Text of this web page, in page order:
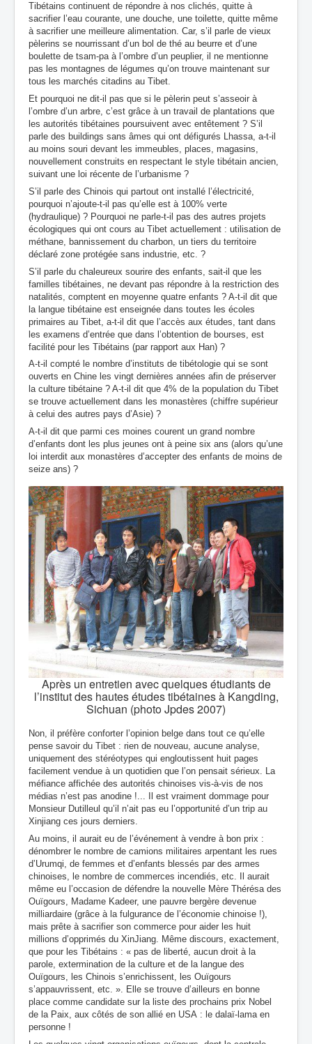
Tibétains continuent de répondre à nos clichés, quitte à
sacrifier l’eau courante, une douche, une toilette, quitte même
à sacrifier une meilleure alimentation. Car, s’il parle de vieux
pèlerins se nourrissant d’un bol de thé au beurre et d’une
boulette de tsam-pa à l’ombre d’un peuplier, il ne mentionne
pas les montagnes de légumes qu’on trouve maintenant sur
tous les marchés citadins au Tibet.
Et pourquoi ne dit-il pas que si le pèlerin peut s’asseoir à
l’ombre d’un arbre, c’est grâce à un travail de plantations que
les autorités tibétaines poursuivent avec entêtement ? S’il
parle des buildings sans âmes qui ont défigurés Lhassa, a-t-il
au moins souri devant les immeubles, places, magasins,
nouvellement construits en respectant le style tibétain ancien,
suivant une loi récente de l’urbanisme ?
S’il parle des Chinois qui partout ont installé l’électricité,
pourquoi n’ajoute-t-il pas qu’elle est à 100% verte
(hydraulique) ? Pourquoi ne parle-t-il pas des autres projets
écologiques qui ont cours au Tibet actuellement : utilisation de
méthane, bannissement du charbon, un tiers du territoire
déclaré zone protégée sans industrie, etc. ?
S’il parle du chaleureux sourire des enfants, sait-il que les
familles tibétaines, ne devant pas répondre à la restriction des
natalités, comptent en moyenne quatre enfants ? A-t-il dit que
la langue tibétaine est enseignée dans toutes les écoles
primaires au Tibet, a-t-il dit que l’accès aux études, tant dans
les examens d’entrée que dans l’obtention de bourses, est
facilité pour les Tibétains (par rapport aux Han) ?
A-t-il compté le nombre d’instituts de tibétologie qui se sont
ouverts en Chine les vingt dernières années afin de préserver
la culture tibétaine ? A-t-il dit que 4% de la population du Tibet
se trouve actuellement dans les monastères (chiffre supérieur
à celui des autres pays d’Asie) ?
A-t-il dit que parmi ces moines courent un grand nombre
d’enfants dont les plus jeunes ont à peine six ans (alors qu’une
loi interdit aux monastères d’accepter des enfants de moins de
seize ans) ?
Après un entretien avec quelques étudiants de
l’institut des hautes études tibétaines à Kangding,
Sichuan (photo Jpdes 2007)
Non, il préfère conforter l’opinion belge dans tout ce qu’elle
pense savoir du Tibet : rien de nouveau, aucune analyse,
uniquement des stéréotypes qui engloutissent huit pages
facilement vendue à un quotidien que l’on pensait sérieux. La
méfiance affichée des autorités chinoises vis-à-vis de nos
médias n’est pas anodine !... Il est vraiment dommage pour
Monsieur Dutilleul qu’il n’ait pas eu l’opportunité d’un trip au
Xinjiang ces jours derniers.
Au moins, il aurait eu de l’événement à vendre à bon prix :
dénombrer le nombre de camions militaires arpentant les rues
d’Urumqi, de femmes et d’enfants blessés par des armes
chinoises, le nombre de commerces incendiés, etc. Il aurait
même eu l’occasion de défendre la nouvelle Mère Thérésa des
Ouïgours, Madame Kadeer, une pauvre bergère devenue
milliardaire (grâce à la fulgurance de l’économie chinoise !),
mais prête à sacrifier son commerce pour aider les huit
millions d’opprimés du XinJiang. Même discours, exactement,
que pour les Tibétains : « pas de liberté, aucun droit à la
parole, extermination de la culture et de la langue des
Ouïgours, les Chinois s’enrichissent, les Ouïgours
s’appauvrissent, etc. ». Elle se trouve d’ailleurs en bonne
place comme candidate sur la liste des prochains prix Nobel
de la Paix, aux côtés de son allié en USA : le dalaï-lama en
personne !